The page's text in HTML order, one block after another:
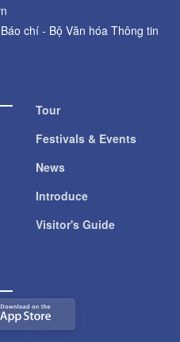
chí - Bộ Văn hóa Thông tin
Tour
Festivals & Events
News
Introduce
Visitor's Guide